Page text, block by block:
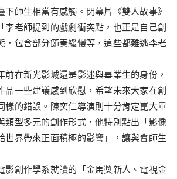
下師生相當有感觸。閉幕片《雙人故事》
李老師提到的戲劇衝突點，也正是自己創
，包含部分節奏緩慢等，這些都難逃李老
前在新光影城還是影迷與畢業生的身份，
品一些建議感到欣慰，希望未來大家在創
樣的錯誤。陳奕仁導演則十分肯定崑大畢
類型多元的創作形式，他特別點出「影像
世界帶來正面積極的影響」，讓與會師生
影創作學系就讀的「金馬獎新人、電視金